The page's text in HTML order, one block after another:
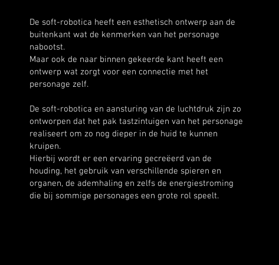
De soft-robotica heeft een esthetisch ontwerp aan de
buitenkant wat de kenmerken van het personage
nabootst.
Maar ook de naar binnen gekeerde kant heeft een
ontwerp wat zorgt voor een connectie met het
personage zelf.
De soft-robotica en aansturing van de luchtdruk zijn zo
ontworpen dat het pak tastzintuigen van het personage
realiseert om zo nog dieper in de huid te kunnen
kruipen.
Hierbij wordt er een ervaring gecreëerd van de
houding, het gebruik van verschillende spieren en
organen, de ademhaling en zelfs de energiestroming
die bij sommige personages een grote rol speelt.